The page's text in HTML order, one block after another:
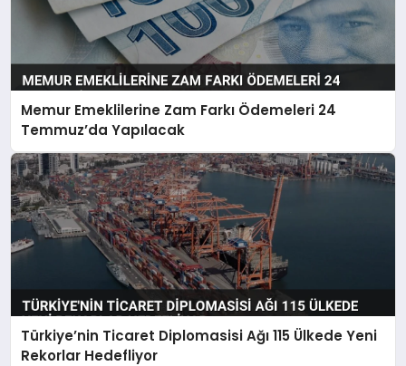
Memur Emeklilerine Zam Farkı Ödemeleri 24
Temmuz’da Yapılacak
Türkiye’nin Ticaret Diplomasisi Ağı 115 Ülkede Yeni
Rekorlar Hedefliyor